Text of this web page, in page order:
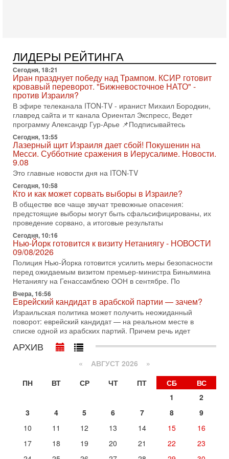
Иран задыхается. КСИР готовит удар! Россия теряет
последних союзников. Путин - псих!
В эфире ITON-TV доктор Эльдар Намазов , историк,
политолог, в прошлом – помощник Президента
Азербайджана Гейдара Алиева . Ведет программу
Александр
3-08-2026, 11:09
Выборы в Израиле в опасности?! ШАБАК формирует
спецотдел
В этом выпуске мы разбираем одну из самых тревожных
тем израильской политики. Известно, что израильская
Служба общей безопасности (ШАБАК) создала
3-08-2026, 08:32
Трамп и Иран: последний шанс - НОВОСТИ
03/08/2026
Президент США Дональд Трамп объявил о возобновлении
переговоров с Ираном, но Тегеран пока не подтвердил
готовность к диалогу. По словам американского
2-08-2026, 08:42
Трамп отменил удар по Ирану - НОВОСТИ
02/08/2026
Президент США Дональд Трамп сегодня заявил об отмене
подготовленного удара по Ирану после обращений
Тегерана и других стран региона. По его словам,
1-08-2026, 17:50
«Русский голос» Израиля: кто заберет его на этот
раз?
Голоса русскоязычных репатриантов не раз кардинально
меняли политический ландшафт Израиля. Достаточно
вспомнить взлет партии «Исраэль ба-алия», когда
31-07-2026, 17:00
Тайны закрытых дверей: о чём на самом деле
Недавний визит премьер-министра Израиля Биньямина
Нетаньяху в США и его встреча с Дональдом Трампом
оставили больше вопросов, чем ответов. Полная
31-07-2026, 15:18
Иран готовит покушение на Нетаниягу! Трамп не
хочет эскалации, но КСИР готовит взрыв!
В эфире телеканала ITON-TV СЕРГЕЙ МИГДАЛЬ, эксперт
ЛИДЕРЫ РЕЙТИНГА
Сегодня, 18:21
Иран празднует победу над Трампом. КСИР готовит
кровавый переворот. "Бижневосточное НАТО" -
против Израиля?
В эфире телеканала ITON-TV - иранист Михаил Бородкин,
главред сайта и тг канала Ориентал Экспресс, Ведет
программу Александр Гур-Арье 📌Подписывайтесь
Сегодня, 13:55
Лазерный щит Израиля дает сбой! Покушенин на
Месси. Субботние сражения в Иерусалиме. Новости.
9.08
Это главные новости дня на ITON-TV
Сегодня, 10:58
Кто и как может сорвать выборы в Израиле?
В обществе все чаще звучат тревожные опасения:
предстоящие выборы могут быть сфальсифицированы, их
проведение сорвано, а итоговые результаты
Сегодня, 10:16
Нью-Йорк готовится к визиту Нетаниягу - НОВОСТИ
09/08/2026
Полиция Нью-Йорка готовится усилить меры безопасности
перед ожидаемым визитом премьер-министра Биньямина
Нетаниягу на Генассамблею ООН в сентябре. По
Вчера, 16:56
Еврейский кандидат в арабской партии — зачем?
Израильская политика может получить неожиданный
поворот: еврейский кандидат — на реальном месте в
списке одной из арабских партий. Причем речь идет
АРХИВ
« АВГУСТ 2026 »
ПН
ВТ СР ЧТ ПТ СБ
ВС
1
2
3
4 5 6 7 8
9
10
11 12 13 14 15
16
17
18 19 20 21 22
23